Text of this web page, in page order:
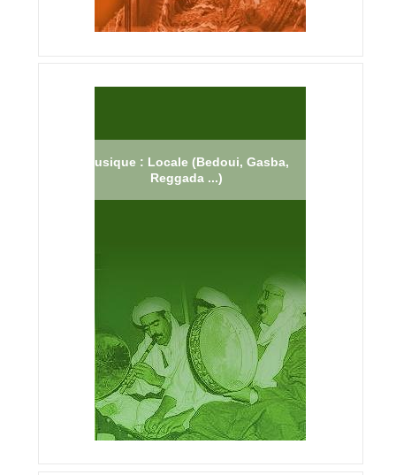
Musique : Locale (Bedoui, Gasba,
Reggada ...)